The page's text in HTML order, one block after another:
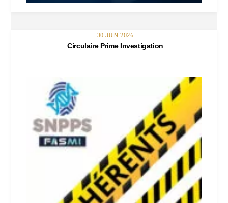
30 JUIN 2026
Circulaire Prime Investigation